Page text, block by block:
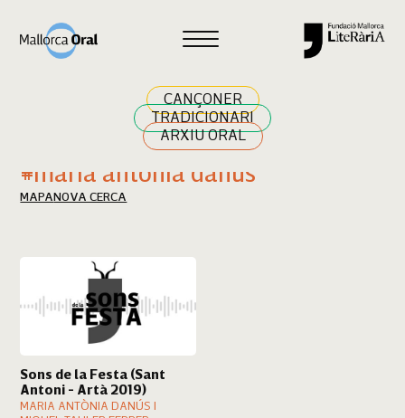
CANÇONER
TRADICIONARI
ARXIU ORAL
Cercar
Resultats cerca
#maria antònia danús
MAPA NOVA CERCA
Sons de la Festa (Sant
Antoni - Artà 2019)
MARIA ANTÒNIA DANÚS I